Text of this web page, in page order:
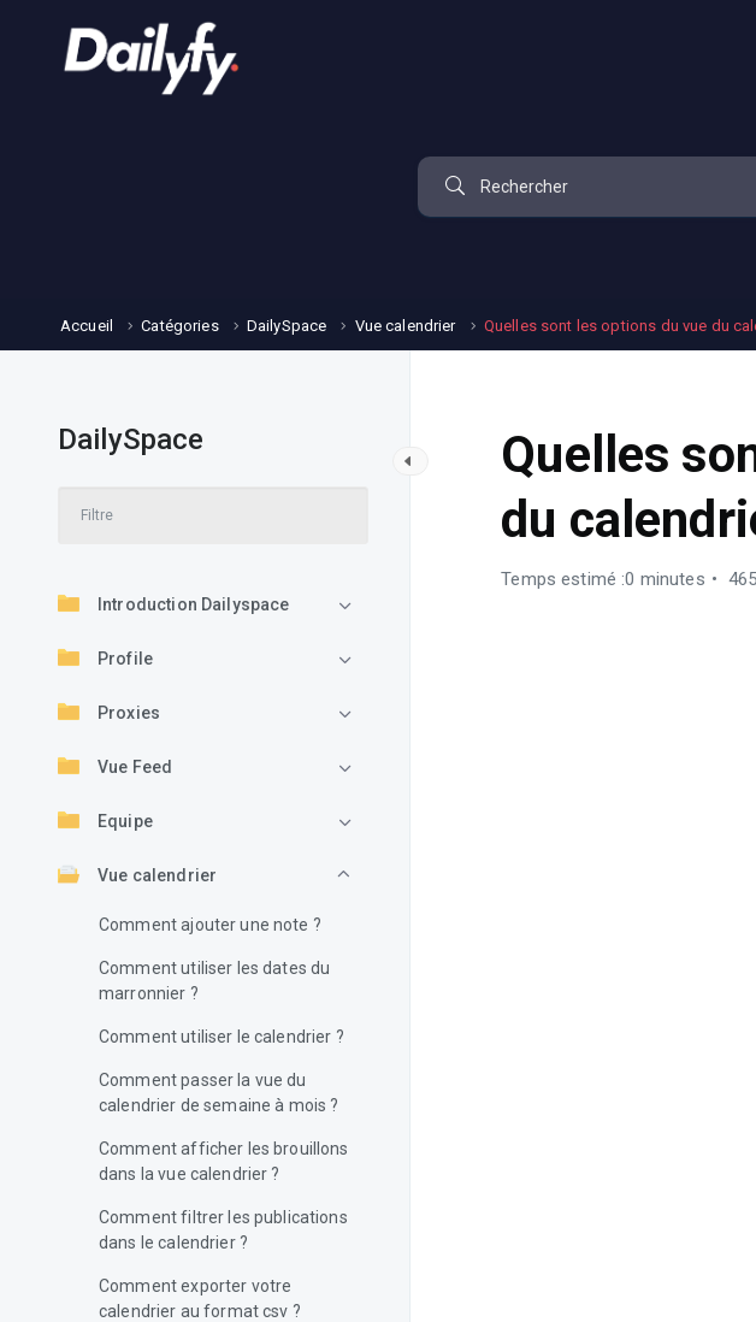
Accueil Catégories DailySpace Vue calendrier Quelles sont les options du vue du
DailySpace
Introduction Dailyspace
Profile
Proxies
Vue Feed
Equipe
Vue calendrier
Comment ajouter une note ?
Comment utiliser les dates du
marronnier ?
Comment utiliser le calendrier ?
Comment passer la vue du
calendrier de semaine à mois ?
Comment afficher les brouillons
dans la vue calendrier ?
Comment filtrer les publications
dans le calendrier ?
Comment exporter votre
calendrier au format csv ?
Quelles
du
Temps estimé :0 minutes